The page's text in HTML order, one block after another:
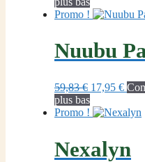
initial
Promo !
Nuubu
59,83€ Le
initial
17,95 €Le
actuel
plus bas
Promo !
Nexalyn